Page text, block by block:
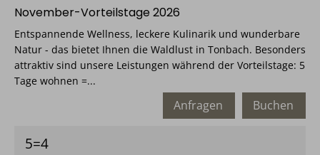
November-Vorteilstage 2026
Entspannende Wellness, leckere Kulinarik und wunderbare
Natur - das bietet Ihnen die Waldlust in Tonbach. Besonders
attraktiv sind unsere Leistungen während der Vorteilstage: 5
Tage wohnen =...
Buchen
Anfragen
5=4